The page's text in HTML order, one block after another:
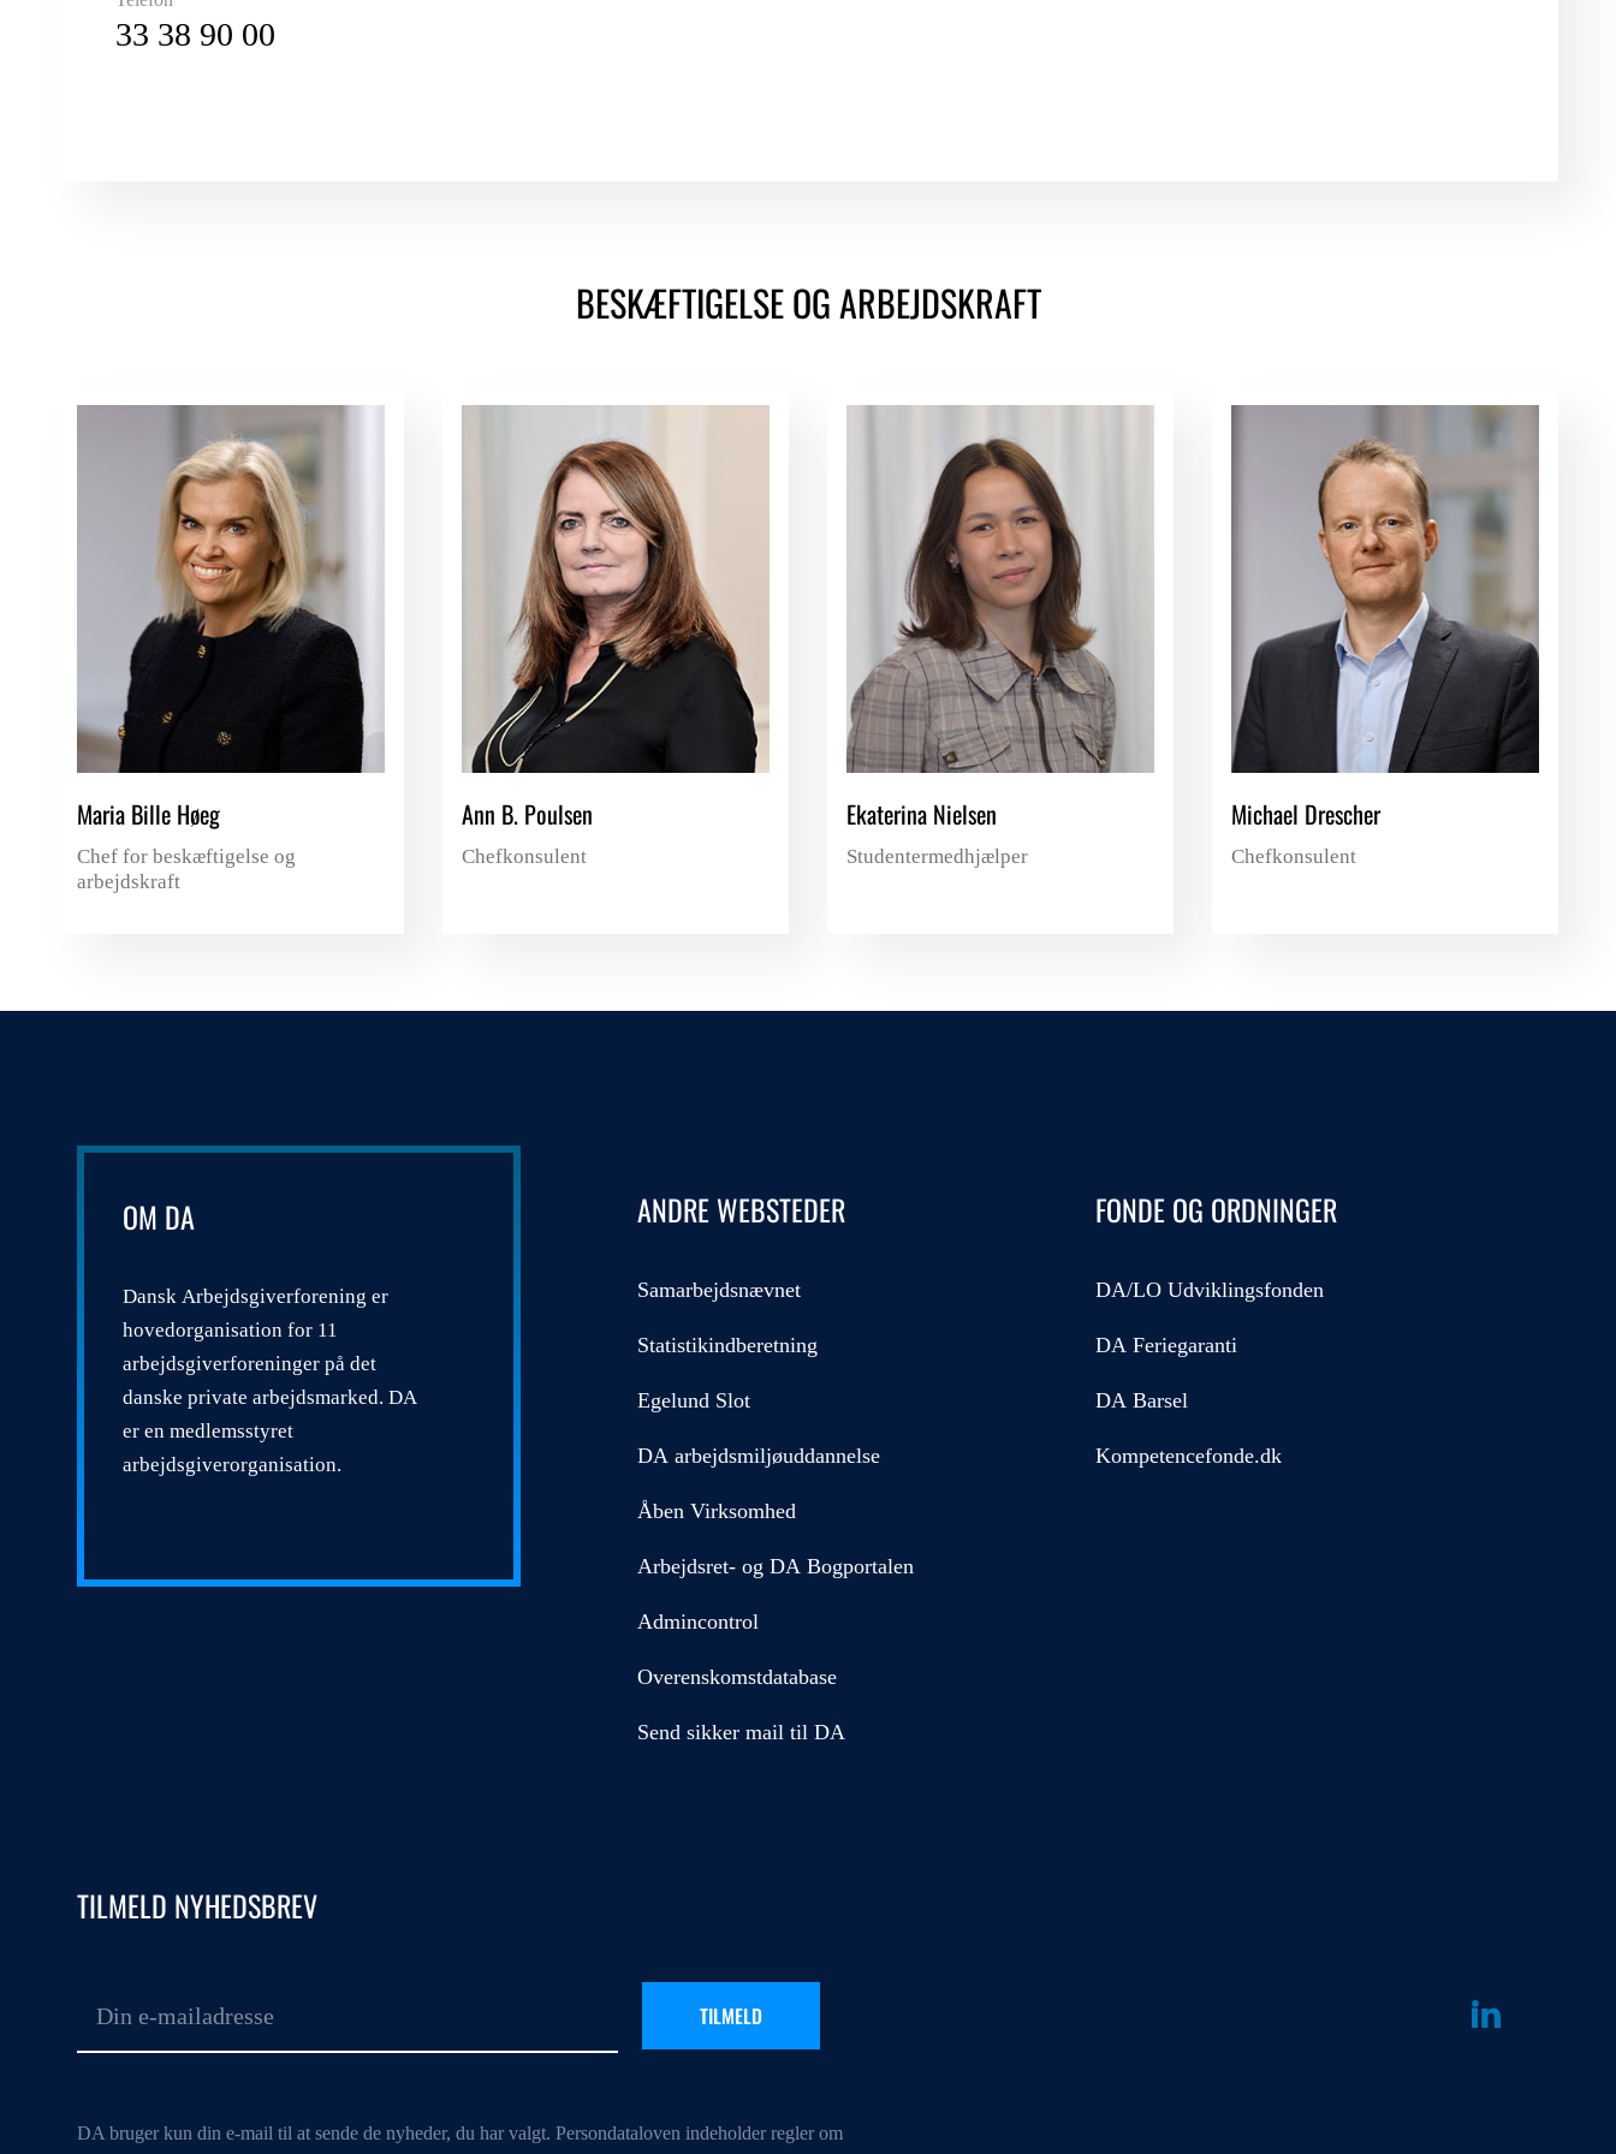
33 38 90 00
BESKÆFTIGELSE OG ARBEJDSKRAFT
Maria Bille Høeg
Chef for beskæftigelse og
arbejdskraft
Ann B. Poulsen
Chefkonsulent
Ekaterina Nielsen
Studentermedhjælper
Michael Drescher
Chefkonsulent
OM DA
Dansk Arbejdsgiverforening er
hovedorganisation for 11
arbejdsgiverforeninger på det
danske private arbejdsmarked. DA
er en medlemsstyret
arbejdsgiverorganisation.
ANDRE WEBSTEDER
Samarbejdsnævnet
Statistikindberetning
Egelund Slot
DA arbejdsmiljøuddannelse
Åben Virksomhed
Arbejdsret- og DA Bogportalen
Admincontrol
Overenskomstdatabase
Send sikker mail til DA
FONDE OG ORDNINGER
DA/LO Udviklingsfonden
DA Feriegaranti
DA Barsel
Kompetencefonde.dk
TILMELD NYHEDSBREV
DA bruger kun din e-mail til at sende de nyheder, du har valgt. Persondataloven indeholder regler om